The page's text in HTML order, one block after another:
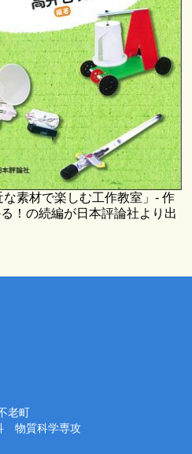
素材で楽しむ工作教室」- 作
！の続編が日本評論社より出
老町
物質科学専攻